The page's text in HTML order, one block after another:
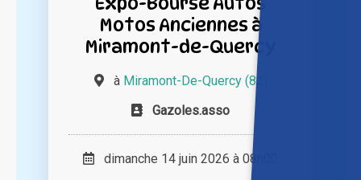
Motos Anciennes à
Miramont-de-Quercy
à Miramont-De-Quercy (82)
Gazoles.asso
dimanche 14 juin 2026 à 08h00